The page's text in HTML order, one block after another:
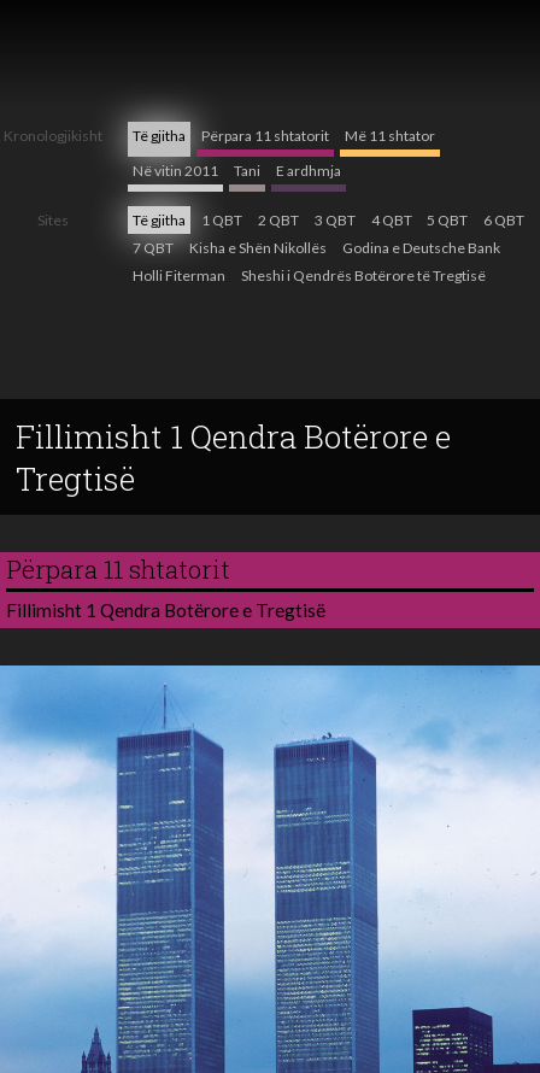
Kronologjikisht Të gjitha Përpara 11 shtatorit
Më 11 shtator
Në vitin 2011
Tani E ardhmja
Sites Të gjitha 1 QBT 2 QBT 3 QBT 4 QBT 5 QBT
6 QBT
7 QBT
Kisha e Shën Nikollës
Godina e Deutsche Bank
Holli Fiterman
Sheshi i Qendrës Botërore të Tregtisë
Fillimisht 1 Qendra Botërore e
Tregtisë
Përpara 11 shtatorit
Fillimisht 1 Qendra Botërore e Tregtisë